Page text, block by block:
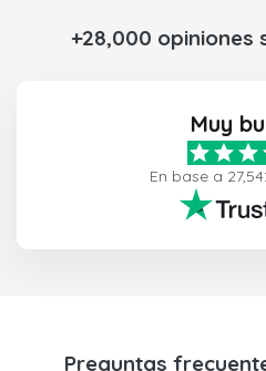
+28,000 opiniones
Muy
En base a
Preguntas